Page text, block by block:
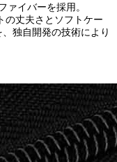
ァイバーを採用。
の丈夫さとソフトケー
独自開発の技術により